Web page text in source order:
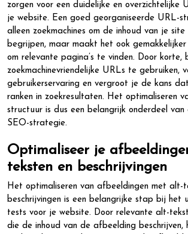
zorgen voor een duidelijke en overzichtelijke
je website. Een goed georganiseerde URL-
alleen zoekmachines om de inhoud van je
begrijpen, maar maakt het ook gemakkelijker
om relevante pagina’s te vinden. Door korte,
zoekmachinevriendelijke URLs te gebruiken,
gebruikerservaring en vergroot je de kans
ranken in zoekresultaten. Het optimaliseren
structuur is dus een belangrijk onderdeel van
SEO-strategie.
Optimaliseer je
teksten en beschrijvingen
Het optimaliseren van afbeeldingen met alt-
beschrijvingen is een belangrijke stap bij het
tests voor je website. Door relevante alt-
die de inhoud van de afbeelding beschrijven,